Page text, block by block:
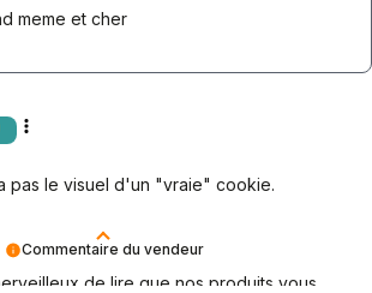
meme et cher
Commentaire du vendeur
de lire que nos produits vous
pas le visuel d'un "vraie" cookie.